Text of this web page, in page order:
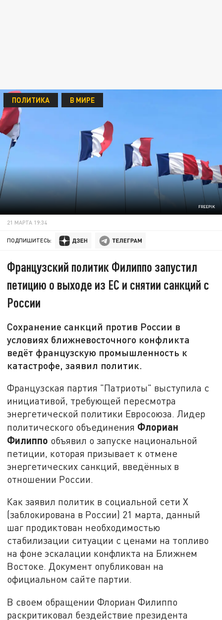
FREEPIK
ПОЛИТИКА В МИРЕ
21 МАРТА 19:34
ПОДПИШИТЕСЬ:
Французский политик Филиппо запустил
петицию о выходе из ЕС и снятии санкций с
России
Сохранение санкций против России в
условиях ближневосточного конфликта
ведёт французскую промышленность к
катастрофе, заявил политик.
Французская партия "Патриоты" выступила с
инициативой, требующей пересмотра
энергетической политики Евросоюза. Лидер
политического объединения Флориан
Филиппо объявил о запуске национальной
петиции, которая призывает к отмене
энергетических санкций, введённых в
отношении России.
Как заявил политик в социальной сети X
(заблокирована в России) 21 марта, данный
шаг продиктован необходимостью
стабилизации ситуации с ценами на топливо
на фоне эскалации конфликта на Ближнем
Востоке. Документ опубликован на
официальном сайте партии.
В своем обращении Флориан Филиппо
раскритиковал бездействие президента